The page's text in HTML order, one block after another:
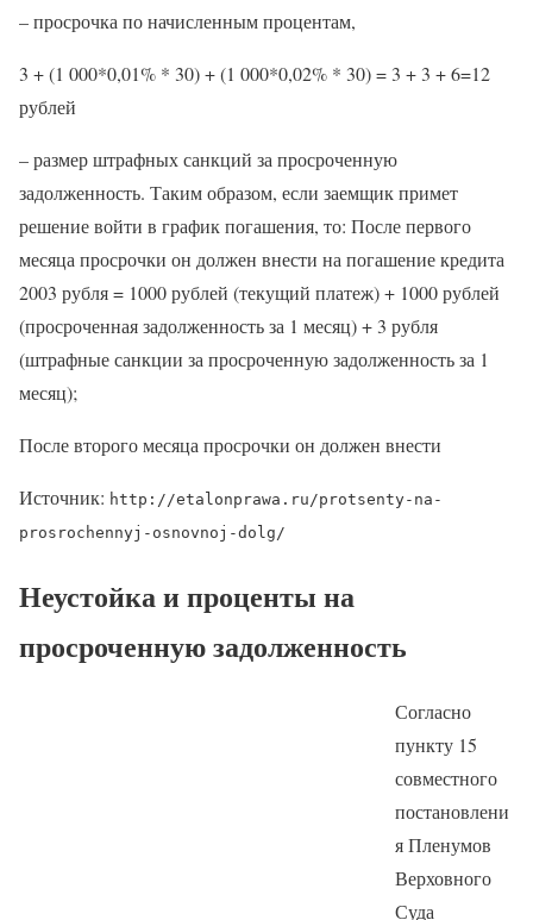
– просрочка по начисленным процентам,
3 + (1 000*0,01% * 30) + (1 000*0,02% * 30) = 3 + 3 + 6=12
рублей
– размер штрафных санкций за просроченную
задолженность. Таким образом, если заемщик примет
решение войти в график погашения, то: После первого
месяца просрочки он должен внести на погашение кредита
2003 рубля = 1000 рублей (текущий платеж) + 1000 рублей
(просроченная задолженность за 1 месяц) + 3 рубля
(штрафные санкции за просроченную задолженность за 1
месяц);
После второго месяца просрочки он должен внести
Источник: http://etalonprawa.ru/protsenty-na-
prosrochennyj-osnovnoj-dolg/
Неустойка и проценты на
просроченную задолженность
Согласно
пункту 15
совместного
постановлени
я Пленумов
Верховного
Суда